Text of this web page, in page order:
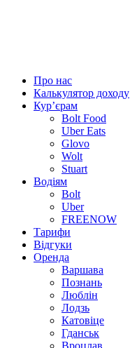
Про нас
Калькулятор доходу
Кур’єрам
Bolt Food
Uber Eats
Glovo
Wolt
Stuart
Водіям
Bolt
Uber
FREENOW
Тарифи
Відгуки
Оренда
Варшава
Познань
Люблін
Лодзь
Катовіце
Гданськ
Вроцлав